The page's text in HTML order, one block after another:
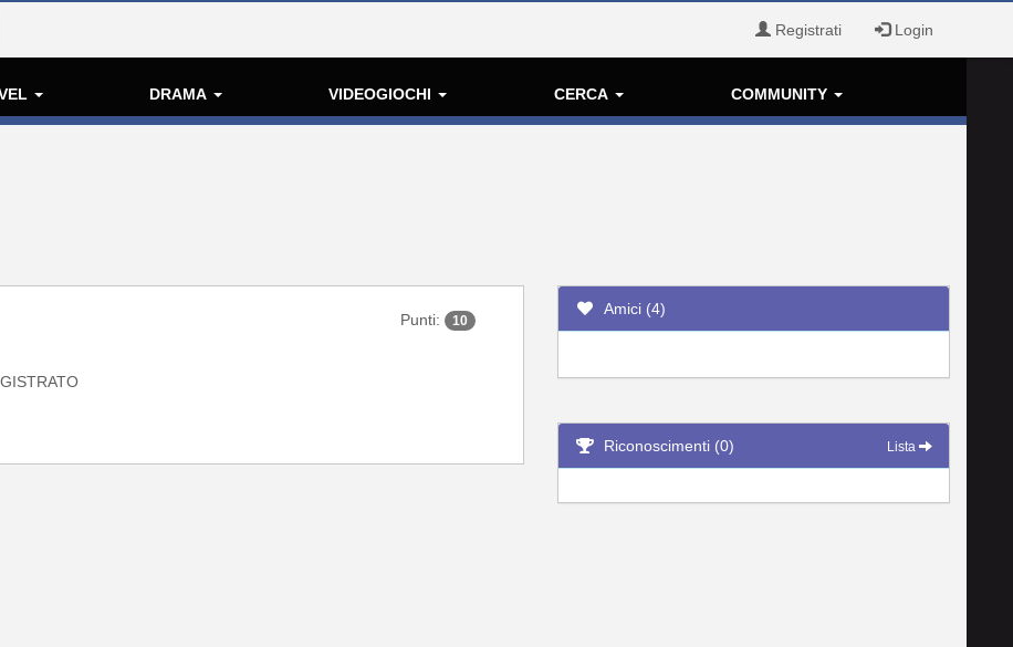
Registrati Login
DRAMA VIDEOGIOCHI CERCA COMMUNITY
Punti: 10
Amici (4)
Riconoscimenti (0) Lista